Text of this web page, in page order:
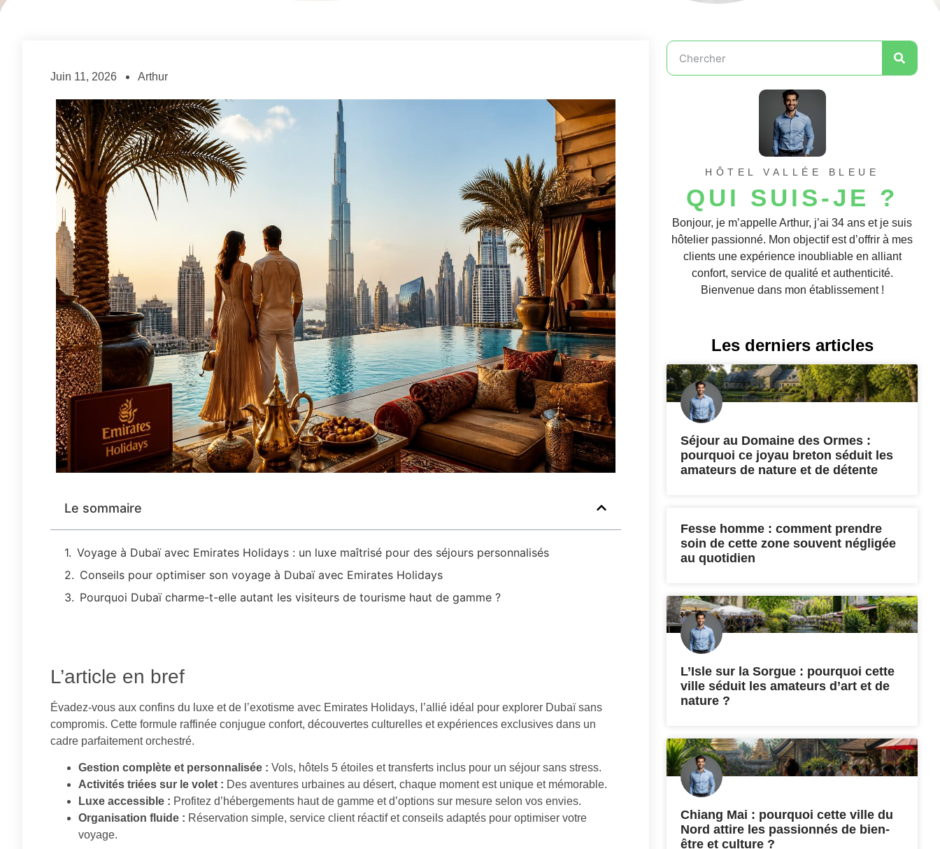
Juin 11, 2026 Arthur
Le sommaire
Voyage à Dubaï avec Emirates Holidays : un luxe maîtrisé pour des séjours personnalisés
Conseils pour optimiser son voyage à Dubaï avec Emirates Holidays
Pourquoi Dubaï charme-t-elle autant les visiteurs de tourisme haut de gamme ?
L’article en bref
Évadez-vous aux confins du luxe et de l’exotisme avec Emirates Holidays, l’allié idéal pour explorer Dubaï sans
compromis. Cette formule raffinée conjugue confort, découvertes culturelles et expériences exclusives dans un
cadre parfaitement orchestré.
Gestion complète et personnalisée : Vols, hôtels 5 étoiles et transferts inclus pour un séjour sans stress.
Activités triées sur le volet : Des aventures urbaines au désert, chaque moment est unique et mémorable.
Luxe accessible : Profitez d’hébergements haut de gamme et d’options sur mesure selon vos envies.
Organisation fluide : Réservation simple, service client réactif et conseils adaptés pour optimiser votre
voyage.
HÔTEL VALLÉE BLEUE
QUI SUIS-JE ?
Bonjour, je m’appelle Arthur, j’ai 34 ans et je suis
hôtelier passionné. Mon objectif est d’offrir à mes
clients une expérience inoubliable en alliant
confort, service de qualité et authenticité.
Bienvenue dans mon établissement !
Les derniers articles
Séjour au Domaine des Ormes :
pourquoi ce joyau breton séduit les
amateurs de nature et de détente
Fesse homme : comment prendre
soin de cette zone souvent négligée
au quotidien
L’Isle sur la Sorgue : pourquoi cette
ville séduit les amateurs d’art et de
nature ?
Chiang Mai : pourquoi cette ville du
Nord attire les passionnés de bien-
être et culture ?